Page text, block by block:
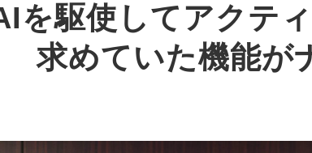
を駆使してアクテ
求めていた機能が